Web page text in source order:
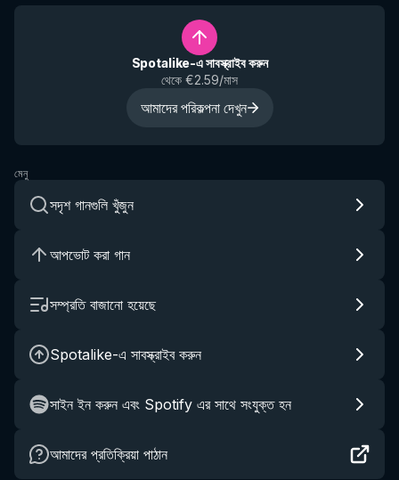
Spotalike-এ সাবস্ক্রাইব করুন
থেকে €2.59/মাস
আমাদের পরিকল্পনা দেখুন
মেনু
সদৃশ গানগুলি খুঁজুন
আপভোট করা গান
সম্প্রতি বাজানো হয়েছে
Spotalike-এ সাবস্ক্রাইব করুন
সাইন ইন করুন এবং Spotify এর সাথে সংযুক্ত হন
আমাদের প্রতিক্রিয়া পাঠান